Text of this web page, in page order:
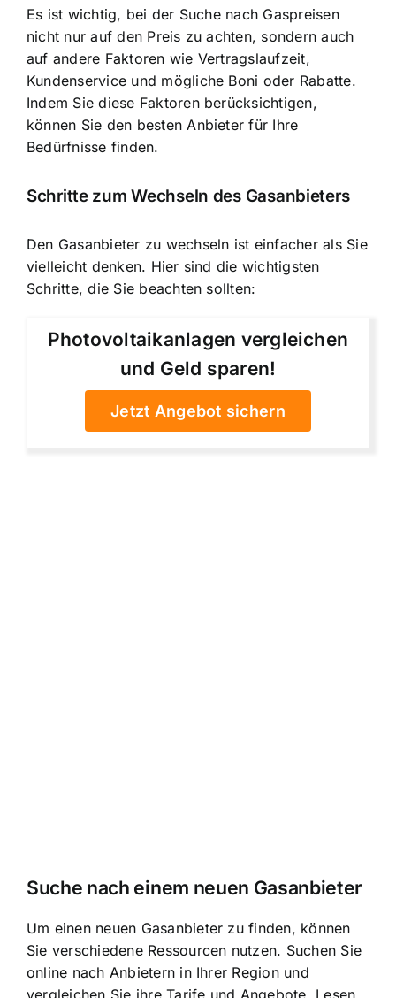
Es ist wichtig, bei der Suche nach Gaspreisen
nicht nur auf den Preis zu achten, sondern auch
auf andere Faktoren wie Vertragslaufzeit,
Kundenservice und mögliche Boni oder Rabatte.
Indem Sie diese Faktoren berücksichtigen,
können Sie den besten Anbieter für Ihre
Bedürfnisse finden.
Schritte zum Wechseln des Gasanbieters
Den Gasanbieter zu wechseln ist einfacher als Sie
vielleicht denken. Hier sind die wichtigsten
Schritte, die Sie beachten sollten:
Photovoltaikanlagen vergleichen
und Geld sparen!
Jetzt Angebot sichern
Suche nach einem neuen Gasanbieter
Um einen neuen Gasanbieter zu finden, können
Sie verschiedene Ressourcen nutzen. Suchen Sie
online nach Anbietern in Ihrer Region und